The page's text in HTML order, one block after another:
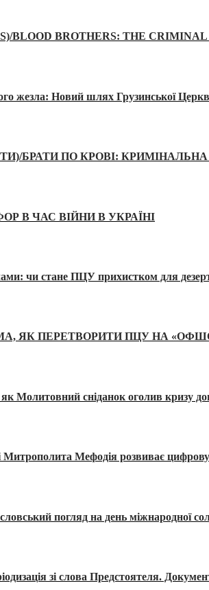
BLOOD BROTHERS: THE
жезла: Новий шлях Грузинської
БРАТИ ПО КРОВІ:
В ЧАС ВІЙНИ В УКРАЇНІ
чи стане ПЦУ прихистком для
ЯК ПЕРЕТВОРИТИ ПЦУ НА
Молитовний сніданок оголив кризу
Мефодія розвиває цифрову
погляд на день міжнародної
зі слова Предстоятеля.